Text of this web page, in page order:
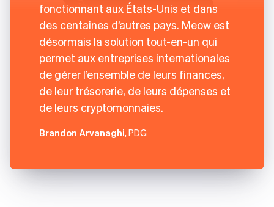
fonctionnant aux États-Unis et dans
des centaines d’autres pays. Meow est
désormais la solution tout-en-un qui
permet aux entreprises internationales
de gérer l’ensemble de leurs finances,
de leur trésorerie, de leurs dépenses et
de leurs cryptomonnaies.
Brandon Arvanaghi, PDG